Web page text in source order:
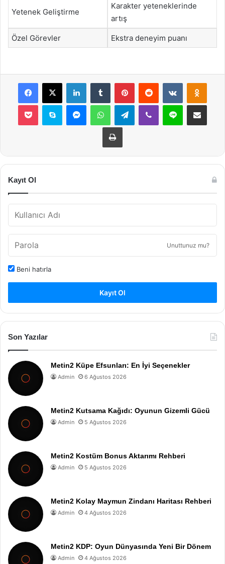
Yetenek Geliştirme
Karakter yeteneklerinde
artış
Özel Görevler Ekstra deneyim puanı
Facebook
X LinkedInTumblr PinterestReddit VKontakte
Pocket Skype MessengerWhatsAppTelegramViber Line E-Posta ile
Yazdır
Kayıt Ol
Unuttunuz mu?
Beni hatırla
Kayıt Ol
Son Yazılar
Metin2 Küpe Efsunları: En İyi Seçenekler
Admin 6 Ağustos 2026
Metin2 Kutsama Kağıdı: Oyunun Gizemli Gücü
Admin 5 Ağustos 2026
Metin2 Kostüm Bonus Aktarımı Rehberi
Admin 5 Ağustos 2026
Metin2 Kolay Maymun Zindanı Haritası Rehberi
Admin 4 Ağustos 2026
Metin2 KDP: Oyun Dünyasında Yeni Bir Dönem
Admin 4 Ağustos 2026